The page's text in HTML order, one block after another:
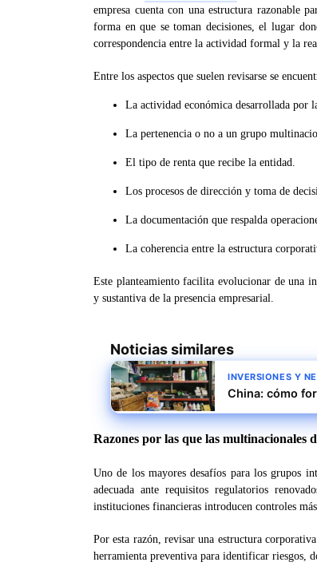
empresa cuenta con una estructura razonable
forma en que se toman decisiones, el lugar
correspondencia entre la actividad formal y la
Entre los aspectos que suelen revisarse se
La actividad económica desarrollada por
La pertenencia o no a un grupo
El tipo de renta que recibe la entidad.
Los procesos de dirección y toma de
La documentación que respalda
La coherencia entre la estructura
Este planteamiento facilita evolucionar de una
y sustantiva de la presencia empresarial.
Noticias similares
INVERSIONES Y
China: cómo
Razones por las que las multinacionales
Uno de los mayores desafíos para los grupos
adecuada ante requisitos regulatorios
instituciones financieras introducen controles
Por esta razón, revisar una estructura
herramienta preventiva para identificar riesgos,